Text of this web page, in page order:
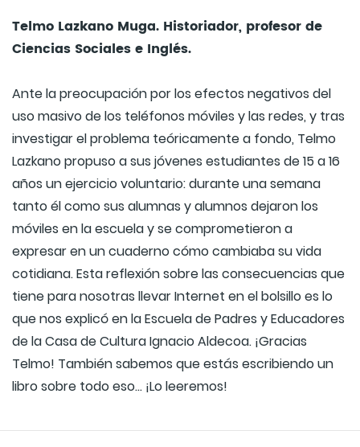
Telmo Lazkano Muga. Historiador, profesor de
Ciencias Sociales e Inglés.
Ante la preocupación por los efectos negativos del
uso masivo de los teléfonos móviles y las redes, y tras
investigar el problema teóricamente a fondo, Telmo
Lazkano propuso a sus jóvenes estudiantes de 15 a 16
años un ejercicio voluntario: durante una semana
tanto él como sus alumnas y alumnos dejaron los
móviles en la escuela y se comprometieron a
expresar en un cuaderno cómo cambiaba su vida
cotidiana. Esta reflexión sobre las consecuencias que
tiene para nosotras llevar Internet en el bolsillo es lo
que nos explicó en la Escuela de Padres y Educadores
de la Casa de Cultura Ignacio Aldecoa. ¡Gracias
Telmo! También sabemos que estás escribiendo un
libro sobre todo eso... ¡Lo leeremos!